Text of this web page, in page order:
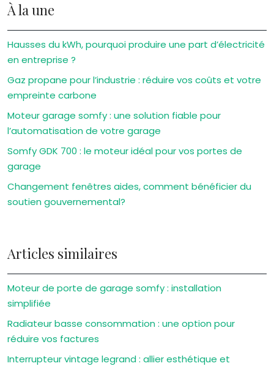
À la une
Hausses du kWh, pourquoi produire une part d’électricité
en entreprise ?
Gaz propane pour l’industrie : réduire vos coûts et votre
empreinte carbone
Moteur garage somfy : une solution fiable pour
l’automatisation de votre garage
Somfy GDK 700 : le moteur idéal pour vos portes de
garage
Changement fenêtres aides, comment bénéficier du
soutien gouvernemental?
Articles similaires
Moteur de porte de garage somfy : installation
simplifiée
Radiateur basse consommation : une option pour
réduire vos factures
Interrupteur vintage legrand : allier esthétique et